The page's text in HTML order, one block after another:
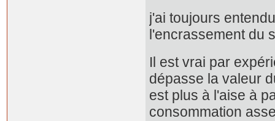
j'ai toujours
l'encrassement du
Il est vrai par
dépasse la valeur
est plus à l'aise à
consommation